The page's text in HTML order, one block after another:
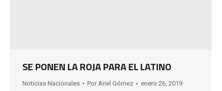
SE PONEN LA ROJA PARA EL LATINO
Noticias Nacionales Por Ariel Gómez enero 26, 2019